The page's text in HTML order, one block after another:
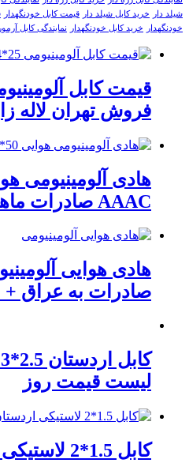
شیلد دار
خرید کابل شیلد دار قیمت کابل خودنگهدار
خودنگهدار
خرید کابل خودنگهدار نمایندگی کابل
فروش تهران لاله
AAAC صادرات ماهان کابل
صادرات به عراق +
لیست قیمت روز
کابل 1.5*2 لاستیکی اردستان مرکز خرید